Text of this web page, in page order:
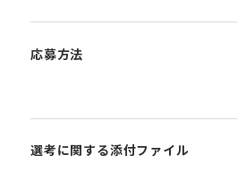
応募方法
選考に関する添付ファイル